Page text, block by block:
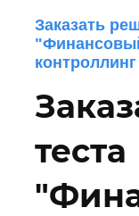
Оставить
Заказать
теста